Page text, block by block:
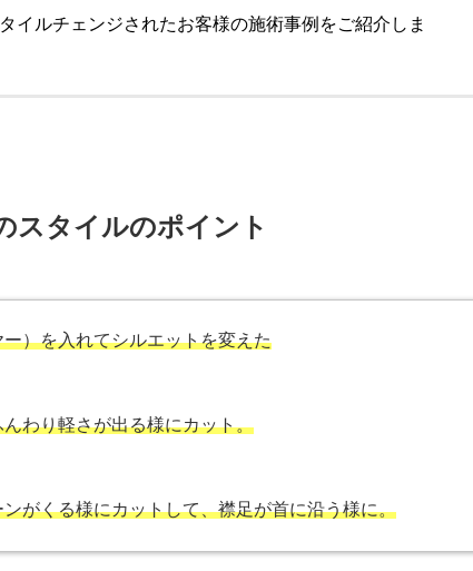
イルチェンジされたお客様の施術事例をご紹介しま
スタイルのポイント
）を入れてシルエットを変えた
わり軽さが出る様にカット。
がくる様にカットして、襟足が首に沿う様に。